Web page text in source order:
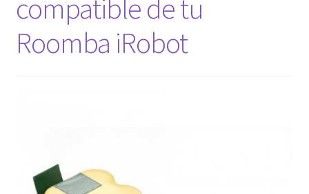
compatible de tu
Roomba iRobot